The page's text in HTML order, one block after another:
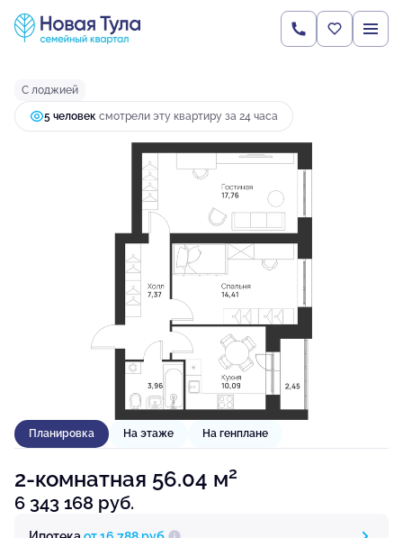
2-комнатная56.04 м 6 343 168 руб.
Ипотекаот 16 788 руб.
С лоджией
5 человек смотрели эту квартиру за 24 часа
Планировка На этаже На генплане
2-комнатная 56.04 м2
6 343 168 руб.